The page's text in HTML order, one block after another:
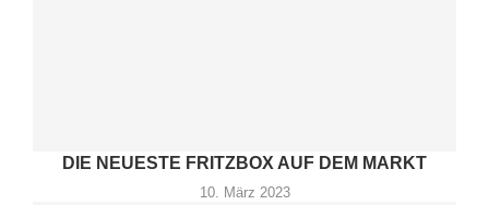
DIE NEUESTE FRITZBOX AUF DEM MARKT
10. März 2023